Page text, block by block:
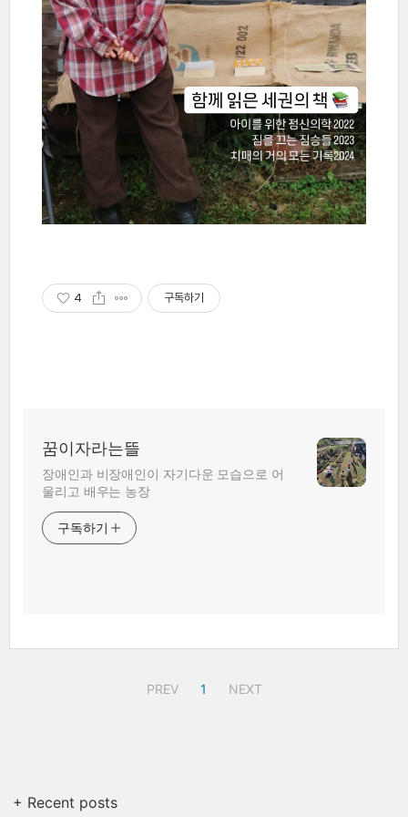
4 구독하기
꿈이자라는뜰
장애인과 비장애인이 자기다운 모습으로 어
울리고 배우는 농장
구독하기
PREV 1 NEXT
+ Recent posts